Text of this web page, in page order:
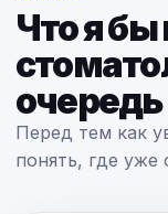
Что я бы
очередь
Перед тем как
понять, где уже